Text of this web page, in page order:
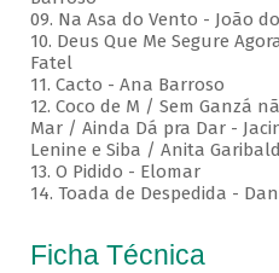
09. Na Asa do Vento - João
10. Deus Que Me Segure
Fatel
11. Cacto - Ana Barroso
12. Coco de M / Sem Ganzá
Mar / Ainda Dá pra Dar -
Lenine e Siba / Anita
13. O Pidido - Elomar
14. Toada de Despedida -
Ficha Técnica